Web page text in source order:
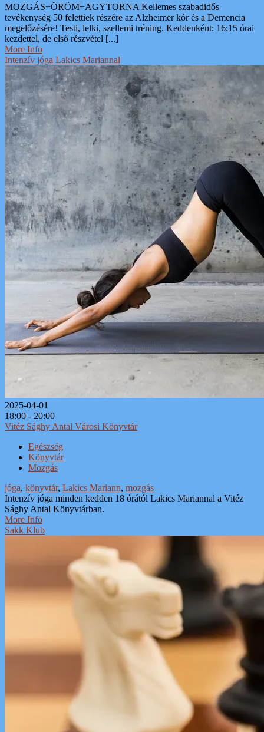
MOZGÁS+ÖRÖM+AGYTORNA Kellemes szabadidős
tevékenység 50 felettiek részére az Alzheimer kór és a Demencia
megelőzésére! Testi, lelki, szellemi tréning. Keddenként: 16:15 órai
kezdettel, de első részvétel [...]
More Info
Intenzív jóga Lakics Mariannal
2025-04-01
18:00 - 20:00
Vitéz Sághy Antal Városi Könyvtár
Egészség
Könyvtár
Mozgás
jóga, könyvtár, Lakics Mariann, mozgás
Intenzív jóga minden kedden 18 órától Lakics Mariannal a Vitéz
Sághy Antal Könyvtárban.
More Info
Sakk Klub